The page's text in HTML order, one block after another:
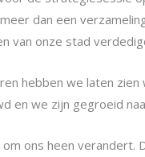
meer dan een
van onze stad
hebben we laten
en we zijn gegroeid
ons heen verandert.